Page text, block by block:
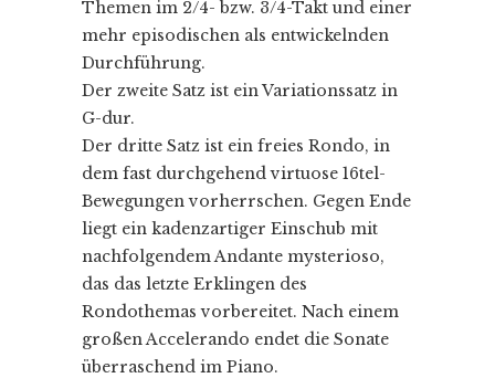
Themen im 2/4- bzw. 3/4-Takt und einer
mehr episodischen als entwickelnden
Durchführung.
Der zweite Satz ist ein Variationssatz in
G-dur.
Der dritte Satz ist ein freies Rondo, in
dem fast durchgehend virtuose 16tel-
Bewegungen vorherrschen. Gegen Ende
liegt ein kadenzartiger Einschub mit
nachfolgendem Andante mysterioso,
das das letzte Erklingen des
Rondothemas vorbereitet. Nach einem
großen Accelerando endet die Sonate
überraschend im Piano.